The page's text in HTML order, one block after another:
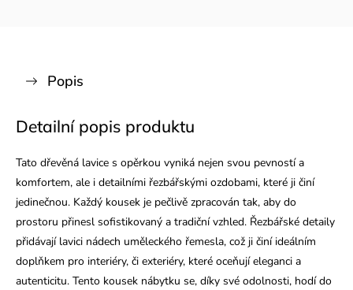
Popis
Detailní popis produktu
Tato dřevěná lavice s opěrkou vyniká nejen svou pevností a
komfortem, ale i detailními řezbářskými ozdobami, které ji činí
jedinečnou. Každý kousek je pečlivě zpracován tak, aby do
prostoru přinesl sofistikovaný a tradiční vzhled. Řezbářské detaily
přidávají lavici nádech uměleckého řemesla, což ji činí ideálním
doplňkem pro interiéry, či exteriéry, které oceňují eleganci a
autenticitu. Tento kousek nábytku se, díky své odolnosti, hodí do